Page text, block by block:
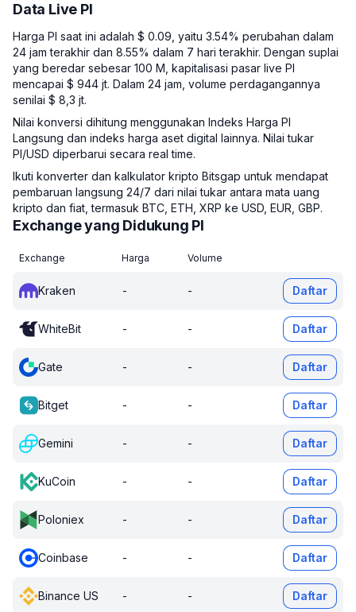
Data Live PI
Harga PI saat ini adalah $ 0.09, yaitu 3.54% perubahan dalam
24 jam terakhir dan 8.55% dalam 7 hari terakhir. Dengan suplai
yang beredar sebesar 100 M, kapitalisasi pasar live PI
mencapai $ 944 jt. Dalam 24 jam, volume perdagangannya
senilai $ 8,3 jt.
Nilai konversi dihitung menggunakan Indeks Harga PI
Langsung dan indeks harga aset digital lainnya. Nilai tukar
PI/USD diperbarui secara real time.
Ikuti konverter dan kalkulator kripto Bitsgap untuk mendapat
pembaruan langsung 24/7 dari nilai tukar antara mata uang
kripto dan fiat, termasuk BTC, ETH, XRP ke USD, EUR, GBP.
Exchange yang Didukung PI
Exchange Harga Volume
Kraken - - Daftar
WhiteBit - - Daftar
Gate - - Daftar
Bitget - - Daftar
Gemini - - Daftar
KuCoin - - Daftar
Poloniex - - Daftar
Coinbase - - Daftar
Binance US - - Daftar